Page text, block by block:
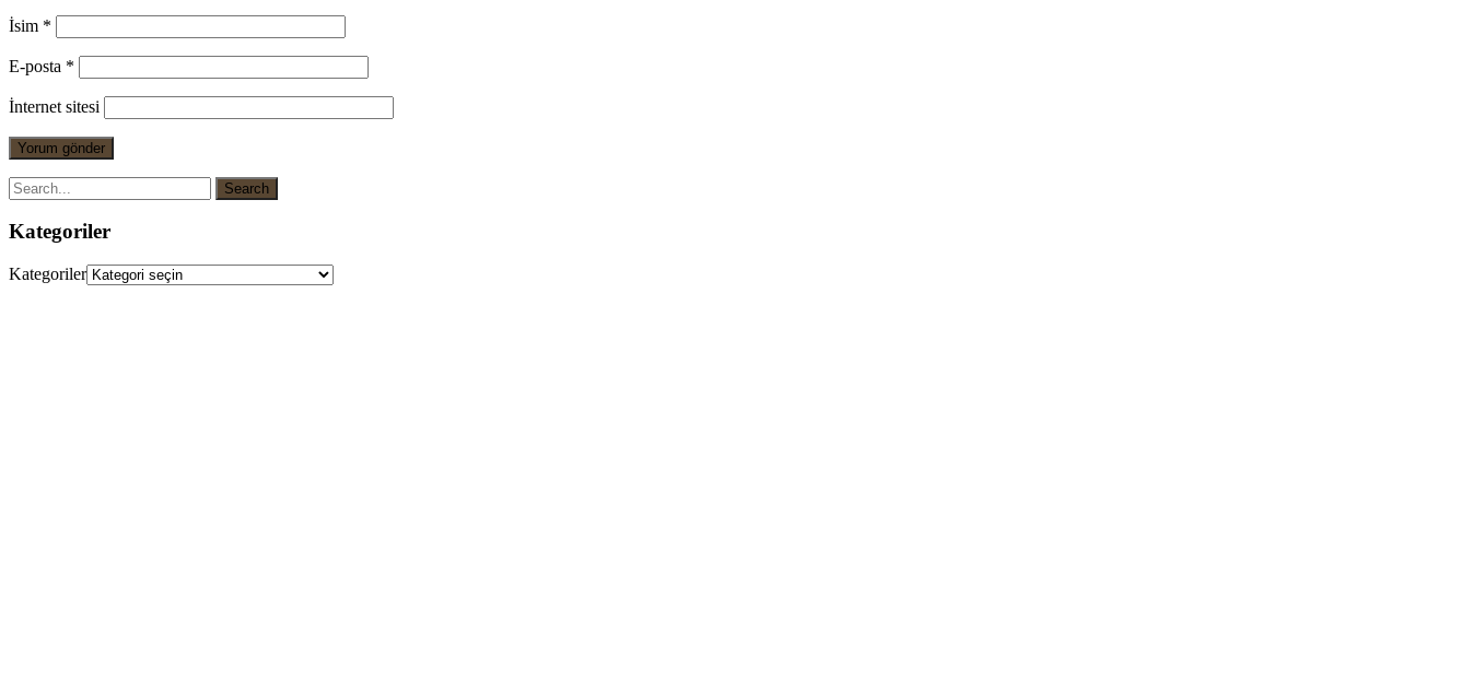
İsim *
E-posta *
İnternet sitesi
Kategoriler
Kategoriler